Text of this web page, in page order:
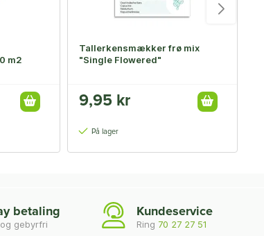
m2
Tallerkensmækker frø mix
"Single Flowered"
9,95 kr
På lager
betaling
gebyrfri
Kundeservice
Ring 70 27 27 51